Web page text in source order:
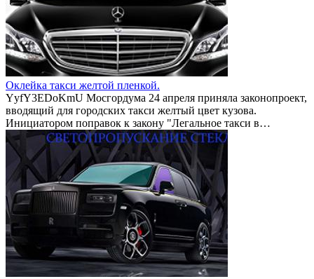
Оклейка такси желтой пленкой.
YyfY3EDoKmU Мосгордума 24 апреля приняла законопроект,
вводящий для городских такси желтый цвет кузова.
Инициатором поправок к закону "Легальное такси в…